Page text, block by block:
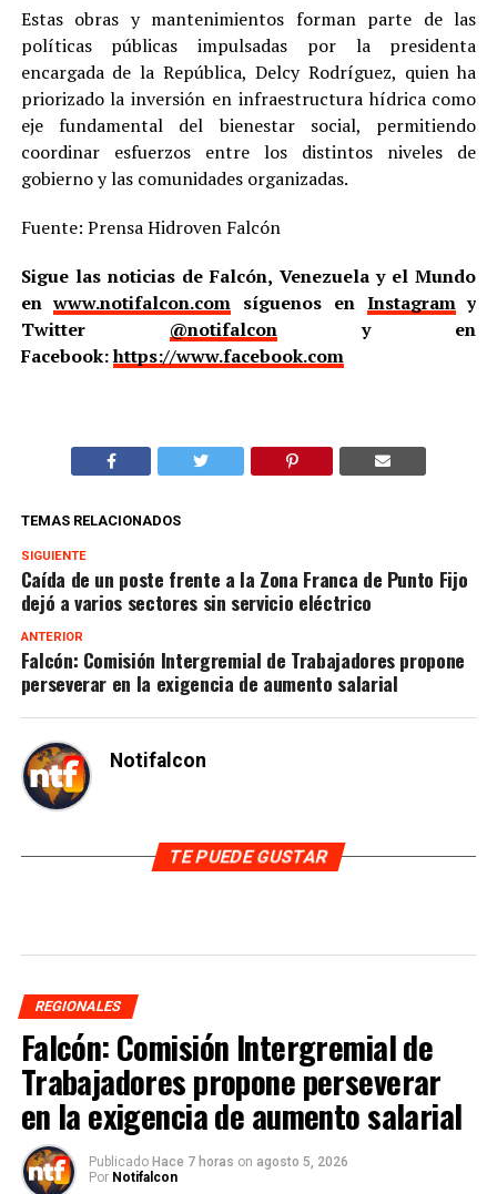
Estas obras y mantenimientos forman parte de las
políticas públicas impulsadas por la presidenta
encargada de la República, Delcy Rodríguez, quien ha
priorizado la inversión en infraestructura hídrica como
eje fundamental del bienestar social, permitiendo
coordinar esfuerzos entre los distintos niveles de
gobierno y las comunidades organizadas.
Fuente: Prensa Hidroven Falcón
Sigue las noticias de Falcón, Venezuela y el Mundo
enwww.notifalcon.com síguenos en Instagramy
Twitter @notifalcony en
Facebook:https://www.facebook.com
TEMAS RELACIONADOS
SIGUIENTE
Caída de un poste frente a la Zona Franca de Punto Fijo
dejó a varios sectores sin servicio eléctrico
ANTERIOR
Falcón: Comisión Intergremial de Trabajadores propone
perseverar en la exigencia de aumento salarial
Notifalcon
TE PUEDE GUSTAR
REGIONALES
Falcón: Comisión Intergremial de
Trabajadores propone perseverar
en la exigencia de aumento salarial
Publicado Hace 7 horas on agosto 5, 2026
Por Notifalcon